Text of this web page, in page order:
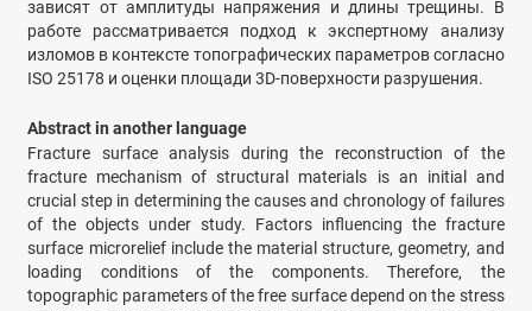
зависят от амплитуды напряжения и длины трещины. В
работе рассматривается подход к экспертному анализу
изломов в контексте топографических параметров согласно
ISO 25178 и оценки площади 3D-поверхности разрушения.
Abstract in another language
Fracture surface analysis during the reconstruction of the
fracture mechanism of structural materials is an initial and
crucial step in determining the causes and chronology of failures
of the objects under study. Factors influencing the fracture
surface microrelief include the material structure, geometry, and
loading conditions of the components. Therefore, the
topographic parameters of the free surface depend on the stress